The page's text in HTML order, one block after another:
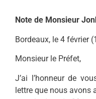
Note de Monsieur
Bordeaux, le 4 février
Monsieur le Préfet,
J’ai l’honneur de
lettre que nous avons